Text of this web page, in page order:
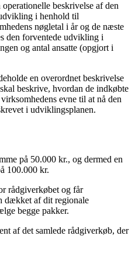
operationelle beskrivelse af den
i henhold til
nøgletal i år og de næste
den forventede udvikling i
og antal ansatte (opgjort i
en overordnet beskrivelse
beskrive, hvordan de indkøbte
evne til at nå den
i udviklingsplanen.
på 50.000 kr., og dermed en
100.000 kr.
rådgiverkøbet og får
dækket af dit regionale
begge pakker.
af det samlede rådgiverkøb, der